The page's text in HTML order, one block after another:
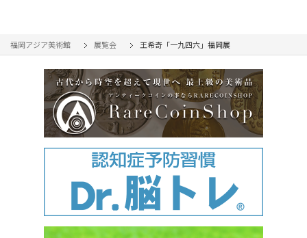
福岡アジア美術館 展覧会 王希奇「一九四六」福岡展